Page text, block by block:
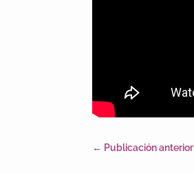
← Publicación anterior